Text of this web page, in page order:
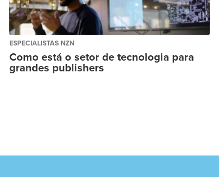
ESPECIALISTAS NZN
Como está o setor de tecnologia para
grandes publishers